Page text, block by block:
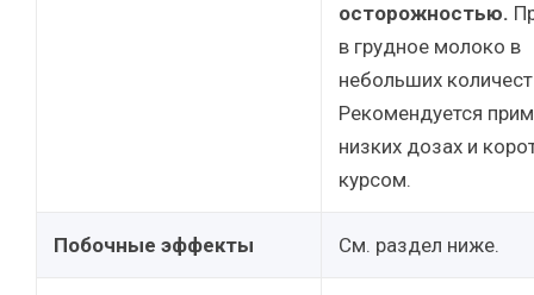
осторожностью.
в грудное молоко в
небольших
Рекомендуется
низких дозах и
курсом.
Побочные эффекты См. раздел ниже.